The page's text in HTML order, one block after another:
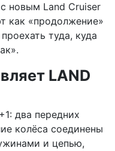
новым Land Cruiser
как «продолжение»
туда, куда
LAND
два передних
колёса соединены
и цепью,